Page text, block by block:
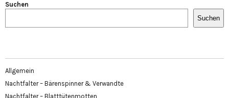
Suchen
Suchen
Allgemein
Nachtfalter – Bärenspinner & Verwandte
Nachtfalter – Blatttütenmotten